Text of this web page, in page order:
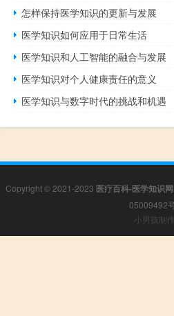
怎样保持医学知识的更新与发展
医学知识如何应用于日常生活
医学知识和人工智能的融合与发展
医学知识对个人健康责任的意义
医学知识与数字时代的挑战和机遇
Copyright © 2021-2023 医疗百科-医学知识网
05009492
小男孩制作